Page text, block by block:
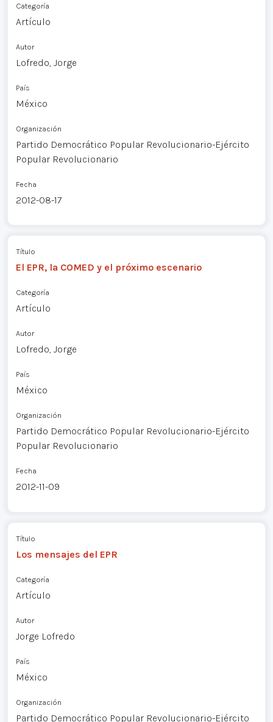
Categoría
Artículo
Autor
Lofredo, Jorge
País
México
Organización
Partido Democrático Popular Revolucionario-Ejército
Popular Revolucionario
Fecha
2012-08-17
Título
El EPR, la COMED y el próximo escenario
Categoría
Artículo
Autor
Lofredo, Jorge
País
México
Organización
Partido Democrático Popular Revolucionario-Ejército
Popular Revolucionario
Fecha
2012-11-09
Título
Los mensajes del EPR
Categoría
Artículo
Autor
Jorge Lofredo
País
México
Organización
Partido Democrático Popular Revolucionario-Ejército